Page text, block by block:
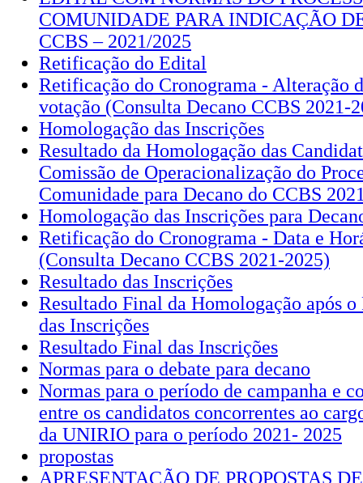
COMUNIDADE PARA INDICAÇÃO
CCBS – 2021/2025
Retificação do Edital
Retificação do Cronograma - Alteração
votação (Consulta Decano CCBS 2021-
Homologação das Inscrições
Resultado da Homologação das
Comissão de Operacionalização do
Comunidade para Decano do CCBS
Homologação das Inscrições para
Retificação do Cronograma - Data e
(Consulta Decano CCBS 2021-2025)
Resultado das Inscrições
Resultado Final da Homologação após o
das Inscrições
Resultado Final das Inscrições
Normas para o debate para decano
Normas para o período de campanha e
entre os candidatos concorrentes ao
da UNIRIO para o período 2021- 2025
propostas
APRESENTAÇÃO DE PROPOSTAS